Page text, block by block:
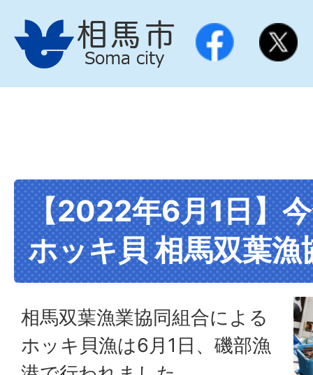
【2022年6月1日】
ホッキ貝 相馬双葉漁
相馬双葉漁業協同組合による
ホッキ貝漁は6月1日、磯部漁